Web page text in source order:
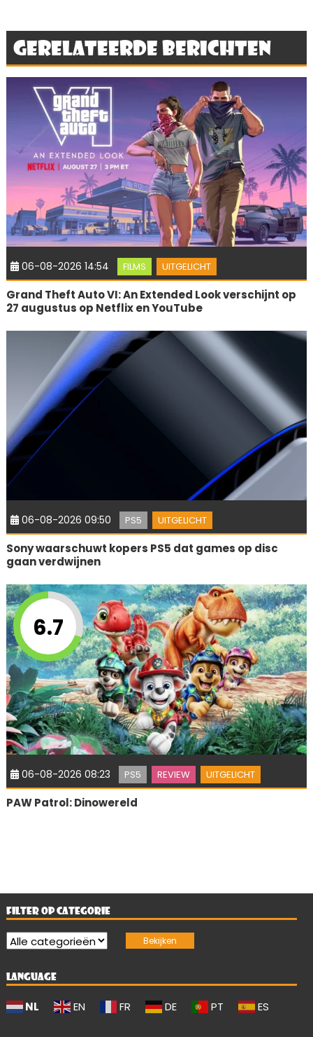
Gerelateerde berichten
06-08-2026 14:54 FILMS UITGELICHT
Grand Theft Auto VI: An Extended Look verschijnt op
27 augustus op Netflix en YouTube
06-08-2026 09:50 PS5 UITGELICHT
Sony waarschuwt kopers PS5 dat games op disc
gaan verdwijnen
6.7
06-08-2026 08:23 PS5 REVIEW UITGELICHT
PAW Patrol: Dinowereld
FILTER OP CATEGORIE
LANGUAGE
NL EN FR DE PT ES